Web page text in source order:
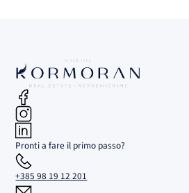
Pronti a fare il primo passo?
+385 98 19 12 201